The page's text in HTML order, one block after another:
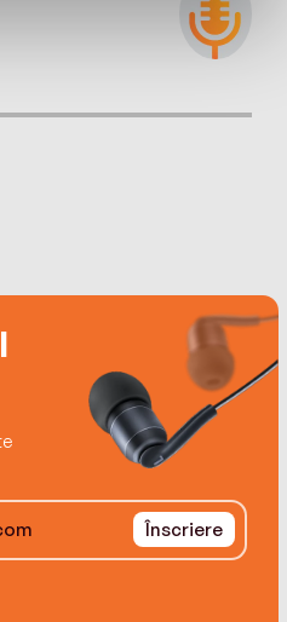
este autoarea unui volum
literare (Spillwords
Înscriere